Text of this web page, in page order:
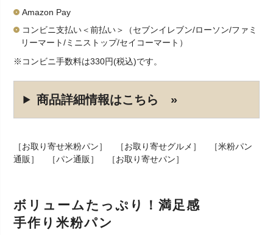
Amazon Pay
コンビニ支払い＜前払い＞（セブンイレブン/ローソン/ファミ
リーマート/ミニストップ/セイコーマート）
※コンビニ手数料は330円(税込)です。
商品詳細情報はこちら »
［お取り寄せ米粉パン］ ［お取り寄せグルメ］ ［米粉パン
通販］ ［パン通販］ ［お取り寄せパン］
ボリュームたっぷり！満足感
手作り米粉パン